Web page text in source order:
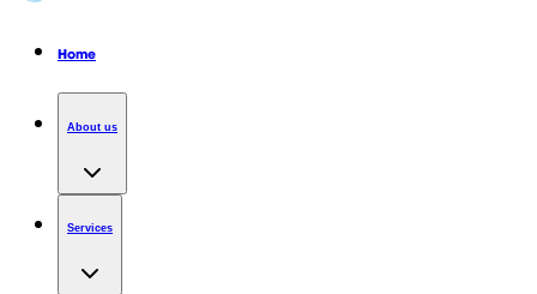
Home
About us
Services